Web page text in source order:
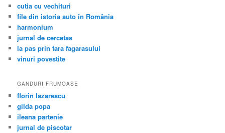
cutia cu vechituri
file din istoria auto în România
harmonium
jurnal de cercetas
la pas prin tara fagarasului
vinuri povestite
GANDURI FRUMOASE
florin lazarescu
gilda popa
ileana partenie
jurnal de piscotar